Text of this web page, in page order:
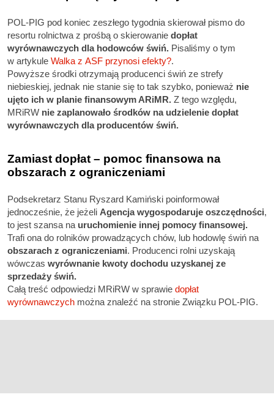
POL-PIG pod koniec zeszłego tygodnia skierował pismo do
resortu rolnictwa z prośbą o skierowanie dopłat
wyrównawczych dla hodowców świń. Pisaliśmy o tym
w artykule Walka z ASF przynosi efekty?.
Powyższe środki otrzymają producenci świń ze strefy
niebieskiej, jednak nie stanie się to tak szybko, ponieważ nie
ujęto ich w planie finansowym ARiMR. Z tego względu,
MRiRW nie zaplanowało środków na udzielenie dopłat
wyrównawczych dla producentów świń.
Zamiast dopłat – pomoc finansowa na
obszarach z ograniczeniami
Podsekretarz Stanu Ryszard Kamiński poinformował
jednocześnie, że jeżeli Agencja wygospodaruje oszczędności,
to jest szansa na uruchomienie innej pomocy finansowej.
Trafi ona do rolników prowadzących chów, lub hodowlę świń na
obszarach z ograniczeniami. Producenci rolni uzyskają
wówczas wyrównanie kwoty dochodu uzyskanej ze
sprzedaży świń.
Całą treść odpowiedzi MRiRW w sprawie dopłat
wyrównawczych można znaleźć na stronie Związku POL-PIG.